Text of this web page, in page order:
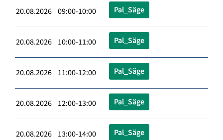
20.08.2026 09:00-10:00 Pal_Säge
20.08.2026 10:00-11:00 Pal_Säge
20.08.2026 11:00-12:00 Pal_Säge
20.08.2026 12:00-13:00 Pal_Säge
20.08.2026 13:00-14:00 Pal_Säge